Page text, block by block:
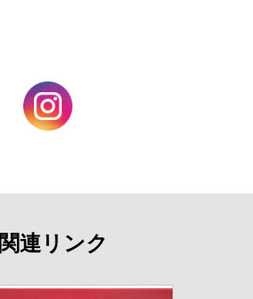
関連リンク